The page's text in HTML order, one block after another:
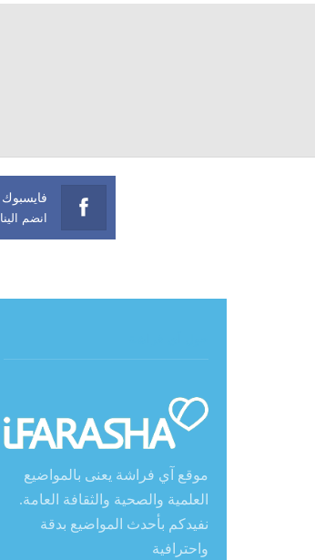
فايسبوك
انضم الينا
موقع آي فراشة يعنى بالمواضيع
العلمية والصحية والثقافة العامة.
نفيدكم بأحدث المواضيع بدقة
واحترافية